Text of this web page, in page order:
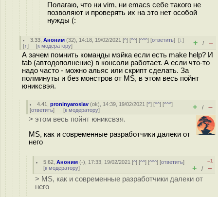
Полагаю, что ни vim, ни emacs себе такого не
позволяют и проверять их на это нет особой
нужды (:
3.33 ,Аноним (32), 14:18, 19/02/2021 [^] [^^] [^^^] [ответить][↓]
[↑] [к модератору] + / –
А зачем помнить команды мэйка если есть make help? И
tab (автодополнение) в консоли работает. А если что-то
надо часто - можно альяс или скрипт сделать. За
полминуты и без монстров от MS, в этом весь пойнт
юниксвэя.
4.41 ,proninyaroslav (ok), 14:39, 19/02/2021 [^] [^^] [^^^]
[ответить] [к модератору] + / –
> этом весь пойнт юниксвэя.
MS, как и современные разработчики далеки от
него
5.62 ,Аноним (-), 17:33, 19/02/2021 [^] [^^] [^^^] [ответить]
[к модератору]
–1
+ / –
> MS, как и современные разработчики далеки от
него